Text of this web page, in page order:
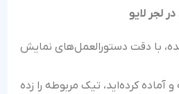
لجر لایو
با دقت دستورالعمل‌های نمایش
و آماده کرده‌اید، تیک مربوطه را زده